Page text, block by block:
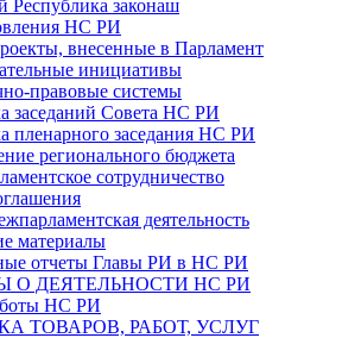
Республика законаш
НС РИ
внесенные в Парламент
инициативы
правовые системы
заседаний Совета НС РИ
пленарного заседания НС РИ
регионального бюджета
сотрудничество
деятельность
материалы
отчеты Главы РИ в НС РИ
О ДЕЯТЕЛЬНОСТИ НС РИ
НС РИ
ТОВАРОВ, РАБОТ, УСЛУГ